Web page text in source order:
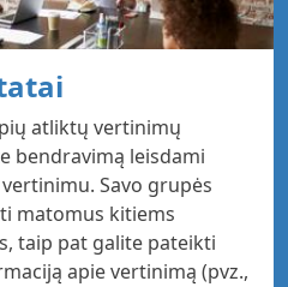
atliktų vertinimų
bendravimą leisdami
Savo grupės
matomus kitiems
taip pat galite pateikti
apie vertinimą (pvz.,